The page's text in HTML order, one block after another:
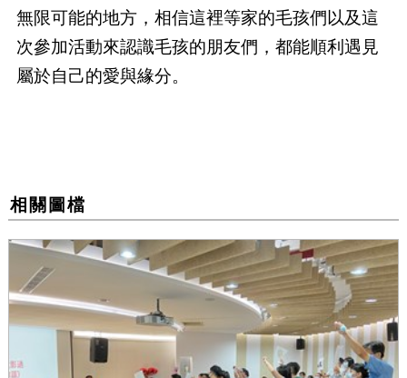
無限可能的地方，相信這裡等家的毛孩們以及這
次參加活動來認識毛孩的朋友們，都能順利遇見
屬於自己的愛與緣分。
相關圖檔